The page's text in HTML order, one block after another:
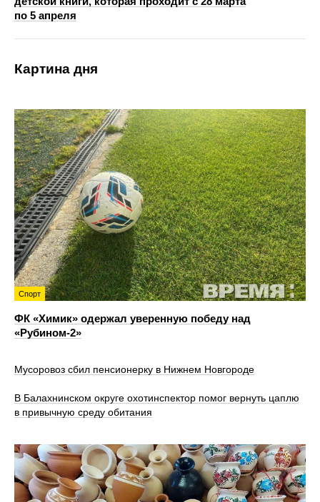
по 5 апреля
Картина дня
Спорт
ФК «Химик» одержал уверенную победу над
«Рубином‑2»
Мусоровоз сбил пенсионерку в Нижнем Новгороде
В Балахнинском округе охотинспектор помог вернуть цаплю
в привычную среду обитания